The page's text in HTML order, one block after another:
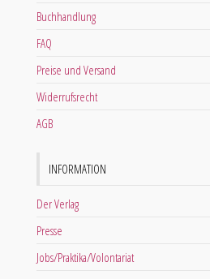
Buchhandlung
FAQ
Preise und Versand
Widerrufsrecht
AGB
INFORMATION
Der Verlag
Presse
Jobs/Praktika/Volontariat